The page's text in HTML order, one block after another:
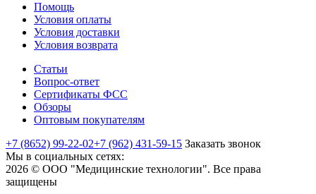
Помощь
Условия оплаты
Условия доставки
Условия возврата
Статьи
Вопрос-ответ
Сертификаты ФСС
Обзоры
Оптовым покупателям
+7 (8652) 99-22-02+7 (962) 431-59-15 Заказать звонок
Мы в социальных сетях:
2026 © ООО "Медицинские технологии". Все права
защищены